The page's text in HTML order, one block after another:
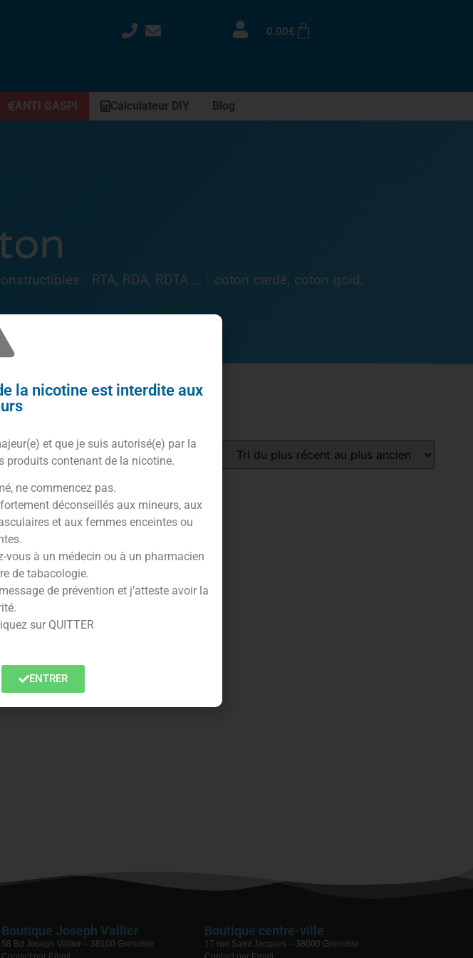
0.00€
ANTI GASPI Calculateur DIY Blog
: RTA, RDA, RDTA … : coton cardé, coton gold,
Boutique Joseph Vallier
58 Bd Joseph Vallier – 38100 Grenoble
Boutique centre-ville
17 rue Saint Jacques – 38000 Grenoble
la nicotine est interdite aux
et que je suis autorisé(e) par la
produits contenant de la nicotine.
ne commencez pas.
déconseillés aux mineurs, aux
et aux femmes enceintes ou
vous à un médecin ou à un pharmacien
de tabacologie.
de prévention et j’atteste avoir la
sur QUITTER
ENTRER